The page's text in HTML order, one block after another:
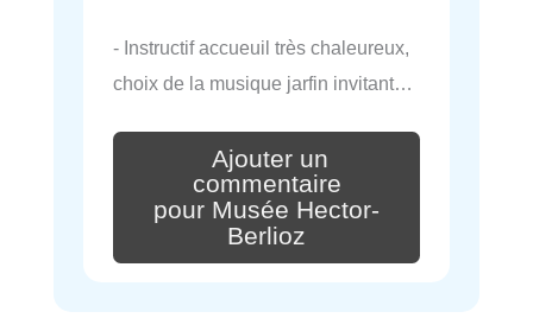
- Instructif accueuil très chaleureux,
choix de la musique jarfin invitant…
Ajouter un
commentaire
pour Musée Hector-
Berlioz